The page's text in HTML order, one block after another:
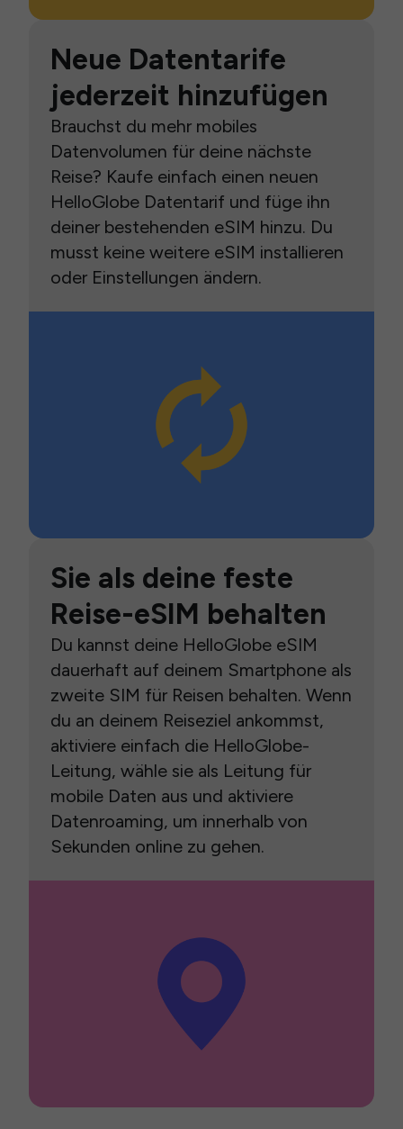
Neue Datentarife
jederzeit hinzufügen
Brauchst du mehr mobiles
Datenvolumen für deine nächste
Reise? Kaufe einfach einen neuen
HelloGlobe Datentarif und füge ihn
deiner bestehenden eSIM hinzu. Du
musst keine weitere eSIM installieren
oder Einstellungen ändern.
Sie als deine feste
Reise-eSIM behalten
Du kannst deine HelloGlobe eSIM
dauerhaft auf deinem Smartphone als
zweite SIM für Reisen behalten. Wenn
du an deinem Reiseziel ankommst,
aktiviere einfach die HelloGlobe-
Leitung, wähle sie als Leitung für
mobile Daten aus und aktiviere
Datenroaming, um innerhalb von
Sekunden online zu gehen.